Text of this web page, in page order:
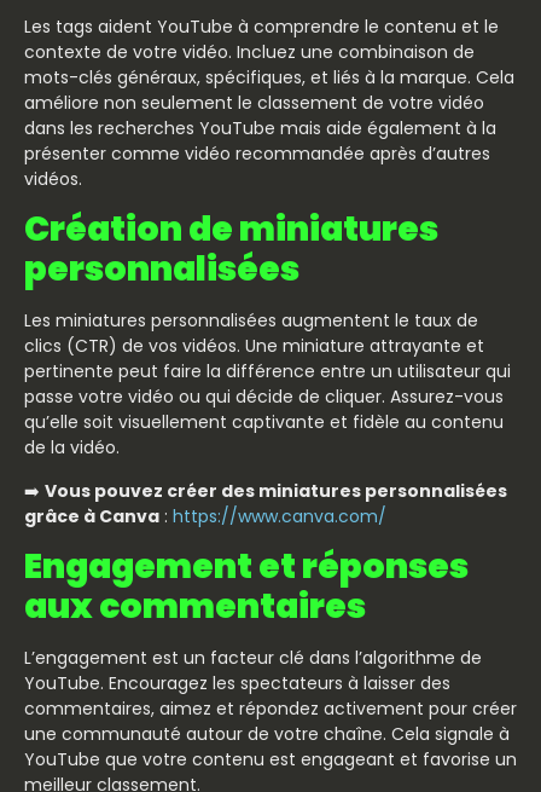
Les tags aident YouTube à comprendre le contenu et le
contexte de votre vidéo. Incluez une combinaison de
mots-clés généraux, spécifiques, et liés à la marque. Cela
améliore non seulement le classement de votre vidéo
dans les recherches YouTube mais aide également à la
présenter comme vidéo recommandée après d’autres
vidéos.
Création de miniatures
personnalisées
Les miniatures personnalisées augmentent le taux de
clics (CTR) de vos vidéos. Une miniature attrayante et
pertinente peut faire la différence entre un utilisateur qui
passe votre vidéo ou qui décide de cliquer. Assurez-vous
qu’elle soit visuellement captivante et fidèle au contenu
de la vidéo.
➡️ Vous pouvez créer des miniatures personnalisées
grâce à Canva : https://www.canva.com/
Engagement et réponses
aux commentaires
L’engagement est un facteur clé dans l’algorithme de
YouTube. Encouragez les spectateurs à laisser des
commentaires, aimez et répondez activement pour créer
une communauté autour de votre chaîne. Cela signale à
YouTube que votre contenu est engageant et favorise un
meilleur classement.